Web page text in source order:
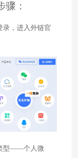
骤：
录，进入外链官
型——个人微